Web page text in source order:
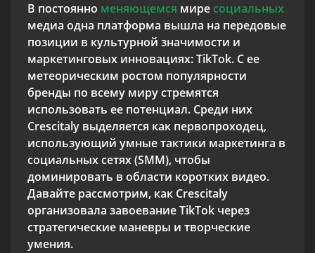
В постоянно меняющемся мире социальных
медиа одна платформа вышла на передовые
позиции в культурной значимости и
маркетинговых инновациях: TikTok. С ее
метеорическим ростом популярности
бренды по всему миру стремятся
использовать ее потенциал. Среди них
Crescitaly выделяется как первопроходец,
использующий умные тактики маркетинга в
социальных сетях (SMM), чтобы
доминировать в области коротких видео.
Давайте рассмотрим, как Crescitaly
организовала завоевание TikTok через
стратегические маневры и творческие
умения.